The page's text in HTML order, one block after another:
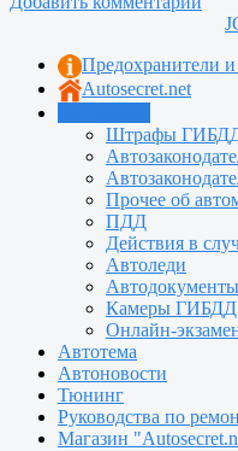
Предохранители и
Autosecret.net
Штрафы
Прочее об
ПДД
Действия в
Автоледи
Автодокументы
Камеры ГИБДД
Онлайн-
Автотема
Автоновости
Тюнинг
Руководства по
Магазин